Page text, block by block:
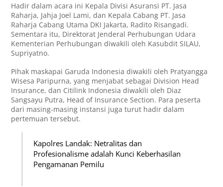
Hadir dalam acara ini Kepala Divisi Asuransi PT. Jasa
Raharja, Jahja Joel Lami, dan Kepala Cabang PT. Jasa
Raharja Cabang Utama DKI Jakarta, Radito Risangadi.
Sementara itu, Direktorat Jenderal Perhubungan Udara
Kementerian Perhubungan diwakili oleh Kasubdit SILAU,
Supriyatno.
Pihak maskapai Garuda Indonesia diwakili oleh Pratyangga
Wisesa Paripurna, yang menjabat sebagai Division Head
Insurance, dan Citilink Indonesia diwakili oleh Diaz
Sangsayu Putra, Head of Insurance Section. Para peserta
dari masing-masing instansi juga turut hadir dalam
pertemuan tersebut.
Kapolres Landak: Netralitas dan
Profesionalisme adalah Kunci Keberhasilan
Pengamanan Pemilu